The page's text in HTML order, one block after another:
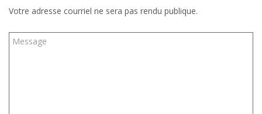
Votre adresse courriel ne sera pas rendu publique.